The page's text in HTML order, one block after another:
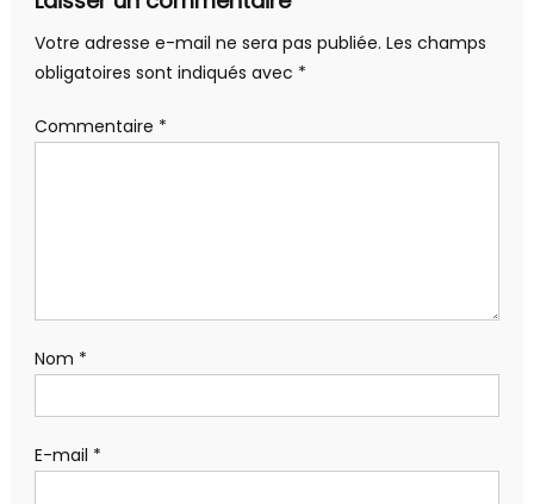
Votre adresse e-mail ne sera pas publiée. Les champs
obligatoires sont indiqués avec *
Commentaire *
Nom *
E-mail *